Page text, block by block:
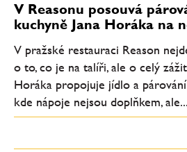
V Reasonu posouvá
kuchyně Jana Horáka na
V pražské restauraci Reason
o to, co je na talíři, ale o celý
Horáka propojuje jídlo a
kde nápoje nejsou doplňkem, ale...